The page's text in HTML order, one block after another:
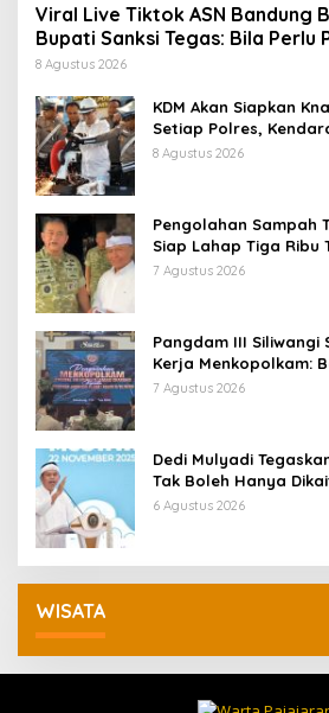
Viral Live Tiktok ASN Bandung
Bupati Sanksi Tegas: Bila Perlu
8 Agustus 2026
KDM Akan Siapkan
Setiap Polres,
Tertangkap Langsung
8 Agustus 2026
Pengolahan Sampah
Siap Lahap Tiga Ribu
Jawa Barat
7 Agustus 2026
Pangdam III Siliwangi
Kerja Menkopolkam:
Pemerintah
7 Agustus 2026
Dedi Mulyadi
Tak Boleh Hanya
Ekonomi
6 Agustus 2026
WISATA